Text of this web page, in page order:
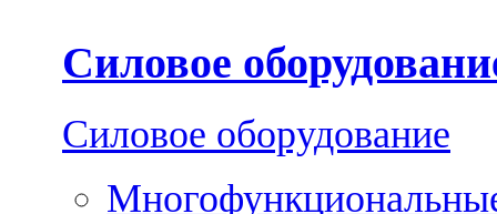
Силовое
Силовое оборудование